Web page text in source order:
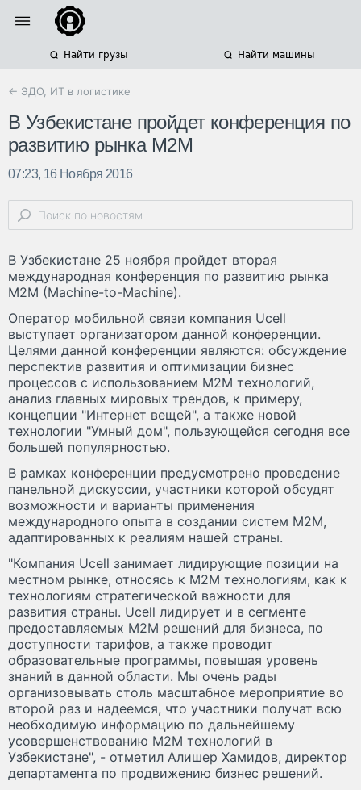
Найти грузы Найти машины
← ЭДО, ИТ в логистике
В Узбекистане пройдет конференция по
развитию рынка М2М
07:23, 16 Ноября 2016
В Узбекистане 25 ноября пройдет вторая
международная конференция по развитию рынка
М2М (Machine-to-Machine).
Оператор мобильной связи компания Ucell
выступает организатором данной конференции.
Целями данной конференции являются: обсуждение
перспектив развития и оптимизации бизнес
процессов с использованием M2M технологий,
анализ главных мировых трендов, к примеру,
концепции "Интернет вещей", а также новой
технологии "Умный дом", пользующейся сегодня все
большей популярностью.
В рамках конференции предусмотрено проведение
панельной дискуссии, участники которой обсудят
возможности и варианты применения
международного опыта в создании систем М2М,
адаптированных к реалиям нашей страны.
"Компания Ucell занимает лидирующие позиции на
местном рынке, относясь к M2M технологиям, как к
технологиям стратегической важности для
развития страны. Ucell лидирует и в сегменте
предоставляемых М2М решений для бизнеса, по
доступности тарифов, а также проводит
образовательные программы, повышая уровень
знаний в данной области. Мы очень рады
организовывать столь масштабное мероприятие во
второй раз и надеемся, что участники получат всю
необходимую информацию по дальнейшему
усовершенствованию М2М технологий в
Узбекистане", - отметил Алишер Хамидов, директор
департамента по продвижению бизнес решений.